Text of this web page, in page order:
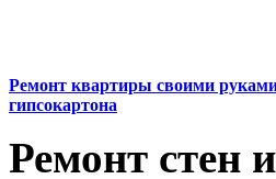
Ремонт квартиры своими
гипсокартона
Ремонт стен